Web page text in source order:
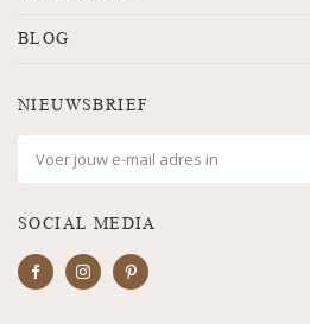
BLOG
NIEUWSBRIEF
SOCIAL MEDIA